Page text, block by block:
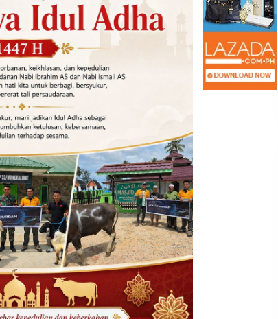
APBD Turun, Arfan Gerak Cepat
Jemput Program Pusat untuk
2 Maret 2026